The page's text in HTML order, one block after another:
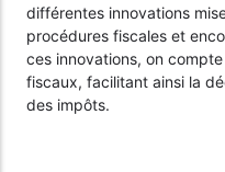
différentes innovations
procédures fiscales et
ces innovations, on
fiscaux, facilitant ainsi la
des impôts.